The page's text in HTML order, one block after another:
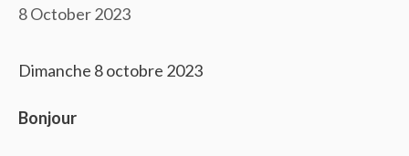
8 October 2023
Dimanche 8 octobre 2023
Bonjour